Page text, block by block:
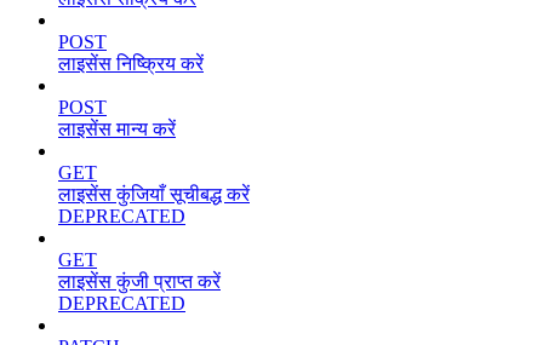
POST
लाइसेंस निष्क्रिय करें
POST
लाइसेंस मान्य करें
GET
लाइसेंस कुंजियाँ सूचीबद्ध करें
DEPRECATED
GET
लाइसेंस कुंजी प्राप्त करें
DEPRECATED